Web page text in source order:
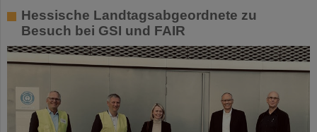
Hessische Landtagsabgeordnete zu
Besuch bei GSI und FAIR